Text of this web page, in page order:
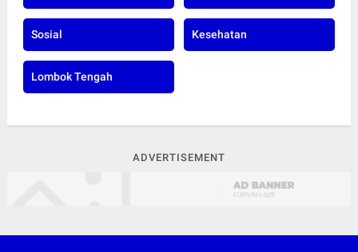
Sosial Kesehatan
Lombok Tengah
ADVERTISEMENT